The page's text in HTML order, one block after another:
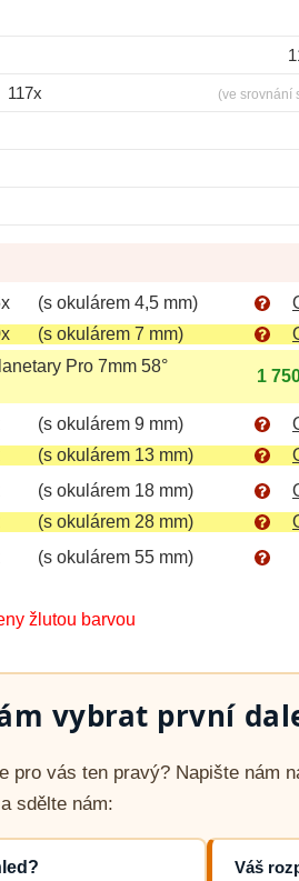
117x (ve srovnání
(s okulárem 4,5 mm)
(s okulárem 7 mm)
Pro 7mm 58°
1
(s okulárem 9 mm)
(s okulárem 13 mm)
(s okulárem 18 mm)
(s okulárem 28 mm)
(s okulárem 55 mm)
žlutou barvou
vybrat první
pro vás ten pravý? Napište nám
a sdělte nám:
Váš